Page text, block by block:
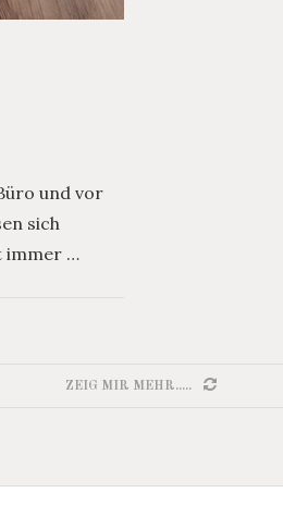
und vor
sich
immer …
ZEIG MIR MEHR.....